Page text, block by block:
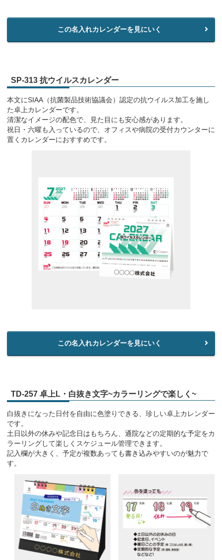
この名入れカレンダーを見にいく
SP-313 抗ウイルスカレンダー
本文にSIAA（抗菌製品技術協議会）認定の抗ウイルス加工を施し
た卓上カレンダーです。
清潔なイメージの配色で、見た目にも安心感があります。
祝日・六曜も入っているので、オフィスや病院の受付カウンターに
置くカレンダーにおすすめです。
この名入れカレンダーを見にいく
TD-257 卓上L・白抜き文字~カラーリングで楽しく~
白抜きになった日付を自由に色塗りできる、珍しい卓上カレンダー
です。
土日以外の休みや記念日はもちろん、通院などの定期的な予定をカ
ラーリングして楽しくスケジュール管理できます。
記入欄が大きく、予定が複数あっても書き込みやすいのが魅力で
す。